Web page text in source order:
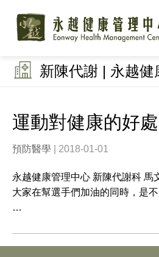
新陳代謝 | 永越
運動對健康的好處
預防醫學 | 2018-01-01
永越健康管理中心 新陳代謝科 馬
大家在幫選手們加油的同時，是
…